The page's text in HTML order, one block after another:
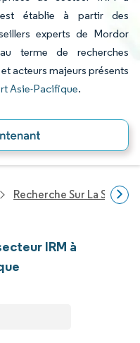
est établie à partir des
experts de Mordor
terme de recherches
acteurs majeurs présents
Asie-Pacifique.
Recherche Sur La Santé
IRM à